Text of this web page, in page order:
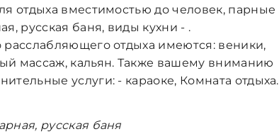
отдыха вместимостью до человек, парные
русская баня, виды кухни - .
отдыха имеются: веники,
массаж, кальян. Также вашему вниманию
услуги: - караоке, Комната отдыха.
русская баня